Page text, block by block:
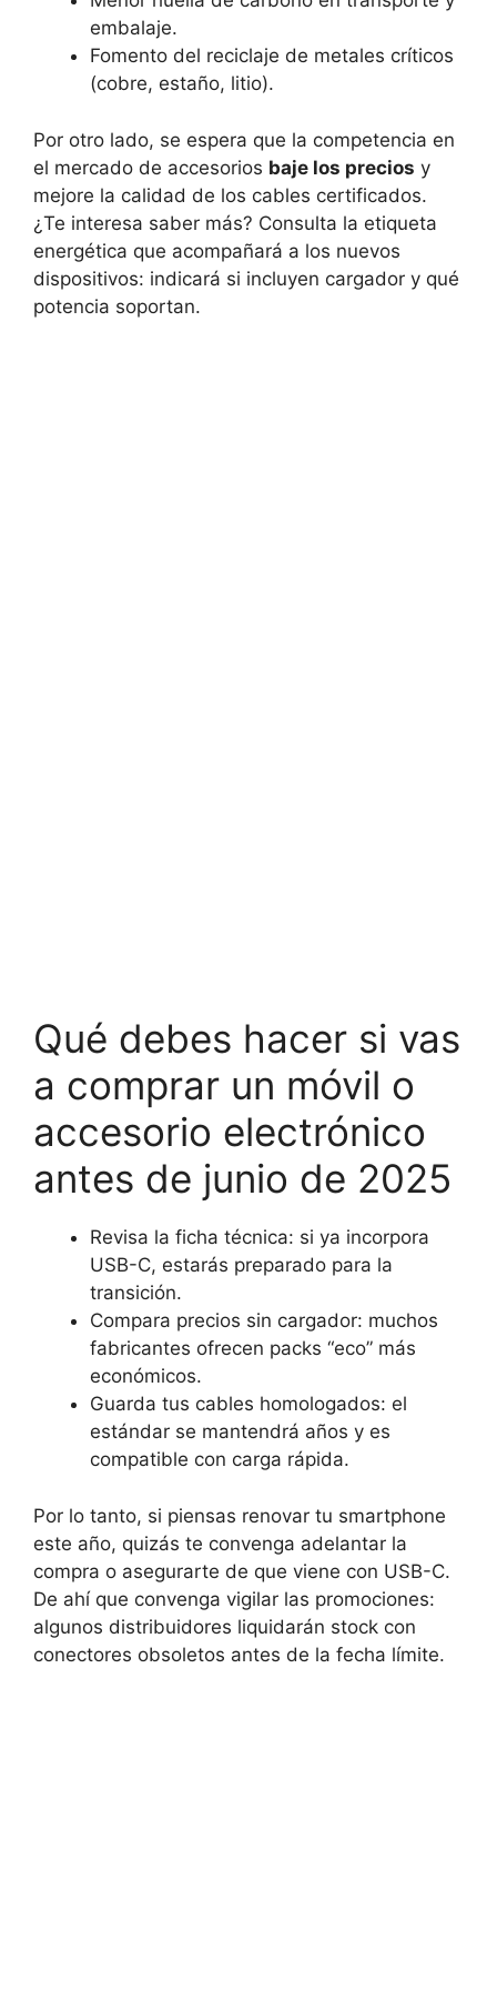
embalaje.
Fomento del reciclaje de metales críticos
(cobre, estaño, litio).
Por otro lado, se espera que la competencia en
el mercado de accesorios baje los precios y
mejore la calidad de los cables certificados.
¿Te interesa saber más? Consulta la etiqueta
energética que acompañará a los nuevos
dispositivos: indicará si incluyen cargador y qué
potencia soportan.
Qué debes hacer si vas
a comprar un móvil o
accesorio electrónico
antes de junio de 2025
Revisa la ficha técnica: si ya incorpora
USB-C, estarás preparado para la
transición.
Compara precios sin cargador: muchos
fabricantes ofrecen packs “eco” más
económicos.
Guarda tus cables homologados: el
estándar se mantendrá años y es
compatible con carga rápida.
Por lo tanto, si piensas renovar tu smartphone
este año, quizás te convenga adelantar la
compra o asegurarte de que viene con USB-C.
De ahí que convenga vigilar las promociones:
algunos distribuidores liquidarán stock con
conectores obsoletos antes de la fecha límite.